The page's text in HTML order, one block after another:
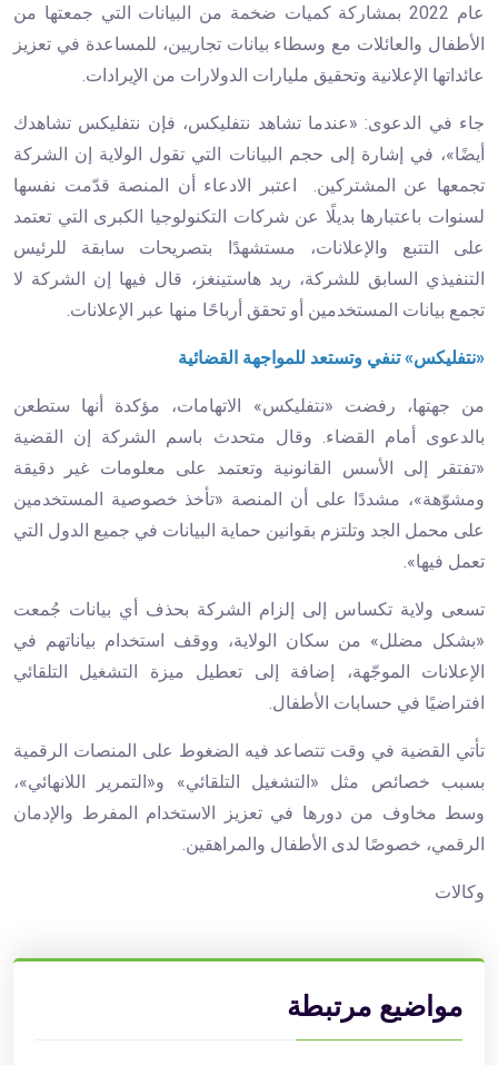
عام 2022 بمشاركة كميات ضخمة من البيانات التي جمعتها من
الأطفال والعائلات مع وسطاء بيانات تجاريين، للمساعدة في تعزيز
عائداتها الإعلانية وتحقيق مليارات الدولارات من الإيرادات.
جاء في الدعوى: «عندما تشاهد نتفليكس، فإن نتفليكس تشاهدك
أيضًا»، في إشارة إلى حجم البيانات التي تقول الولاية إن الشركة
تجمعها عن المشتركين. اعتبر الادعاء أن المنصة قدّمت نفسها
لسنوات باعتبارها بديلًا عن شركات التكنولوجيا الكبرى التي تعتمد
على التتبع والإعلانات، مستشهدًا بتصريحات سابقة للرئيس
التنفيذي السابق للشركة، ريد هاستينغز، قال فيها إن الشركة لا
تجمع بيانات المستخدمين أو تحقق أرباحًا منها عبر الإعلانات.
«نتفليكس» تنفي وتستعد للمواجهة القضائية
من جهتها، رفضت «نتفليكس» الاتهامات، مؤكدة أنها ستطعن
بالدعوى أمام القضاء. وقال متحدث باسم الشركة إن القضية
«تفتقر إلى الأسس القانونية وتعتمد على معلومات غير دقيقة
ومشوّهة»، مشددًا على أن المنصة «تأخذ خصوصية المستخدمين
على محمل الجد وتلتزم بقوانين حماية البيانات في جميع الدول التي
تعمل فيها».
تسعى ولاية تكساس إلى إلزام الشركة بحذف أي بيانات جُمعت
«بشكل مضلل» من سكان الولاية، ووقف استخدام بياناتهم في
الإعلانات الموجّهة، إضافة إلى تعطيل ميزة التشغيل التلقائي
افتراضيًا في حسابات الأطفال.
تأتي القضية في وقت تتصاعد فيه الضغوط على المنصات الرقمية
بسبب خصائص مثل «التشغيل التلقائي» و«التمرير اللانهائي»،
وسط مخاوف من دورها في تعزيز الاستخدام المفرط والإدمان
الرقمي، خصوصًا لدى الأطفال والمراهقين.
وكالات
مواضيع مرتبطة